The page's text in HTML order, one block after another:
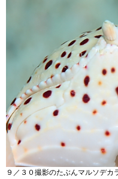
９／３０撮影のたぶんマルソデ